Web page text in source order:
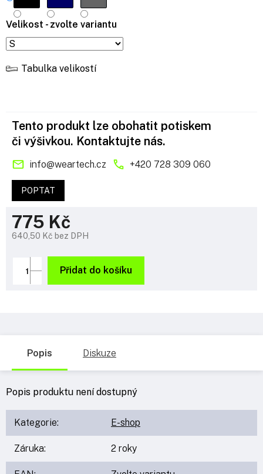
Velikost - zvolte variantu
Tabulka velikostí
775 Kč
640,50 Kč bez DPH
cena:
Přidat do košíku
Tento produkt lze obohatit potiskem
či výšivkou. Kontaktujte nás.
info@weartech.cz +420 728 309 060
POPTAT
Popis Diskuze
Popis produktu není dostupný
Kategorie: E-shop
Záruka: 2 roky